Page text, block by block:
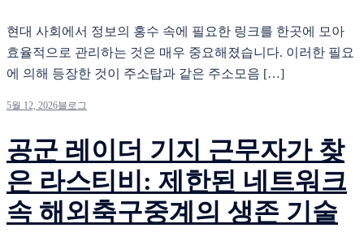
현대 사회에서 정보의 홍수 속에 필요한 링크를 한곳에 모아
효율적으로 관리하는 것은 매우 중요해졌습니다. 이러한 필요
에 의해 등장한 것이 주소탑과 같은 주소모음 […]
5월 12, 2026블로그
공군 레이더 기지 근무자가 찾
은 라스티비: 제한된 네트워크
속 해외축구중계의 생존 기술